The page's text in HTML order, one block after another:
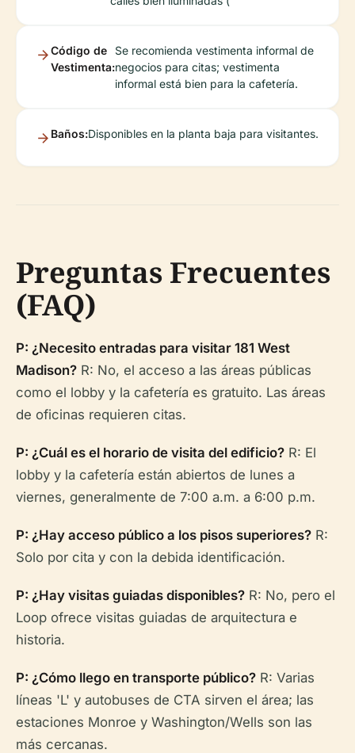
Código de
Vestimenta:
Se recomienda vestimenta informal de
negocios para citas; vestimenta
informal está bien para la cafetería.
Baños:Disponibles en la planta baja para visitantes.
Preguntas Frecuentes
(FAQ)
P: ¿Necesito entradas para visitar 181 West
Madison? R: No, el acceso a las áreas públicas
como el lobby y la cafetería es gratuito. Las áreas
de oficinas requieren citas.
P: ¿Cuál es el horario de visita del edificio? R: El
lobby y la cafetería están abiertos de lunes a
viernes, generalmente de 7:00 a.m. a 6:00 p.m.
P: ¿Hay acceso público a los pisos superiores? R:
Solo por cita y con la debida identificación.
P: ¿Hay visitas guiadas disponibles? R: No, pero el
Loop ofrece visitas guiadas de arquitectura e
historia.
P: ¿Cómo llego en transporte público? R: Varias
líneas 'L' y autobuses de CTA sirven el área; las
estaciones Monroe y Washington/Wells son las
más cercanas.